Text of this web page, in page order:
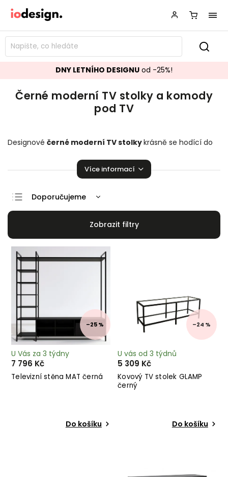
DNY LETNÍHO DESIGNU od -25%!
Černé moderní TV stolky a komody
pod TV
Designové černé moderní TV stolkykrásně se hodící do
zaručeně pozvednou úroveň vaší domácnosti!
Více informací
Doporučujeme
Nejlevnější
Nejprodávanější
Abecedně
–25 %
Televizní stěna MAT černá
U Vás za 3 týdny
7 796 Kč
Do košíku
–24 %
Kovový TV stolek GLAMP
černý
U vás od 3 týdnů
5 309 Kč
Do košíku